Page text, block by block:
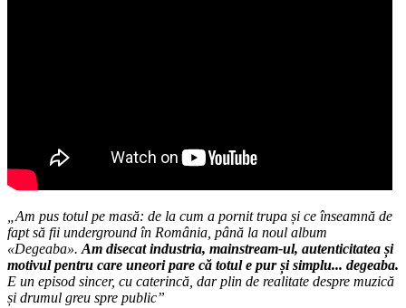
„Am pus totul pe masă: de la cum a pornit trupa și ce înseamnă de
fapt să fii underground în România, până la noul album
«Degeaba». Am disecat industria, mainstream-ul, autenticitatea și
motivul pentru care uneori pare că totul e pur și simplu... degeaba.
E un episod sincer, cu caterincă, dar plin de realitate despre muzică
și drumul greu spre public”